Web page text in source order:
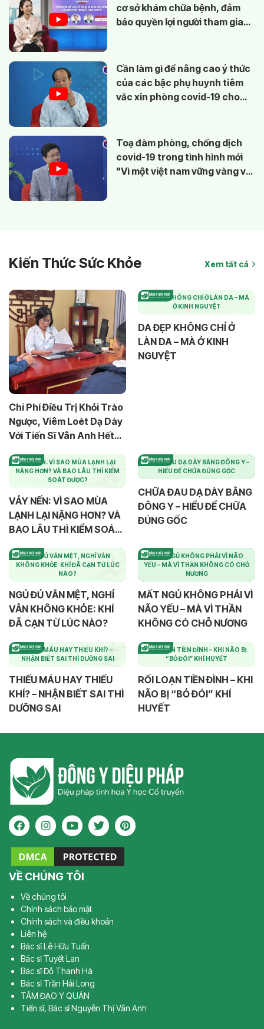
cơ sở khám chữa bệnh, đảm
bảo quyền lợi người tham gia
Cần làm gì để nâng cao ý thức
của các bậc phụ huynh tiêm
vắc xin phòng covid-19 cho
Toạ đàm phòng, chống dịch
covid-19 trong tình hình mới
"Vì một việt nam vững vàng và
Kiến Thức Sức Khỏe Xem tất cả
Chi Phí Điều Trị Khỏi Trào
Ngược, Viêm Loét Dạ Dày
Với Tiến Sĩ Vân Anh Hết
DA ĐẸP KHÔNG CHỈ Ở LÀN DA – MÀ
Ở KINH NGUYỆT
DA ĐẸP KHÔNG CHỈ Ở
LÀN DA – MÀ Ở KINH
NGUYỆT
VẢY NẾN: VÌ SAO MÙA LẠNH LẠI
NẶNG HƠN? VÀ BAO LÂU THÌ KIỂM
SOÁT ĐƯỢC?
VẢY NẾN: VÌ SAO MÙA
LẠNH LẠI NẶNG HƠN? VÀ
BAO LÂU THÌ KIỂM SOÁT
CHỮA ĐAU DẠ DÀY BẰNG ĐÔNG Y –
HIỂU ĐỂ CHỮA ĐÚNG GỐC
CHỮA ĐAU DẠ DÀY BẰNG
ĐÔNG Y – HIỂU ĐỂ CHỮA
ĐÚNG GỐC
NGỦ ĐỦ VẪN MỆT, NGHỈ VẪN
KHÔNG KHỎE: KHÍ ĐÃ CẠN TỪ LÚC
NÀO?
NGỦ ĐỦ VẪN MỆT, NGHỈ
VẪN KHÔNG KHỎE: KHÍ
ĐÃ CẠN TỪ LÚC NÀO?
MẤT NGỦ KHÔNG PHẢI VÌ NÃO
YẾU – MÀ VÌ THẦN KHÔNG CÓ CHỖ
NƯƠNG
MẤT NGỦ KHÔNG PHẢI VÌ
NÃO YẾU – MÀ VÌ THẦN
KHÔNG CÓ CHỖ NƯƠNG
THIẾU MÁU HAY THIẾU KHÍ? –
NHẬN BIẾT SAI THÌ DƯỠNG SAI
THIẾU MÁU HAY THIẾU
KHÍ? – NHẬN BIẾT SAI THÌ
DƯỠNG SAI
RỐI LOẠN TIỀN ĐÌNH – KHI NÃO BỊ
“BỎ ĐÓI” KHÍ HUYẾT
RỐI LOẠN TIỀN ĐÌNH – KHI
NÃO BỊ “BỎ ĐÓI” KHÍ
HUYẾT
VỀ CHÚNG TÔI
Về chúng tôi
Chính sách bảo mật
Chính sách và điều khoản
Liên hệ
Bác sĩ Lê Hữu Tuấn
Bác sĩ Tuyết Lan
Bác sĩ Đỗ Thanh Hà
Bác sĩ Trần Hải Long
TÂM ĐẠO Y QUÁN
Tiến sĩ, Bác sĩ Nguyễn Thị Vân Anh